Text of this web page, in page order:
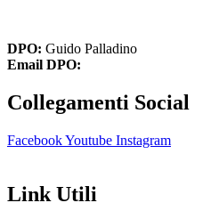
DPO: Guido Palladino
Email DPO:
Collegamenti Social
FacebookYoutube Instagram
Link Utili